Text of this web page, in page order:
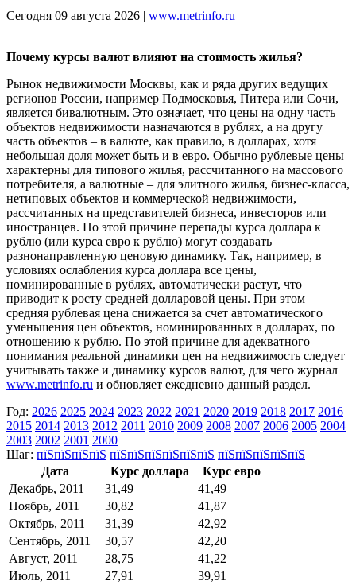
Сегодня 09 августа 2026 | www.metrinfo.ru
Почему курсы валют влияют на стоимость жилья?
Рынок недвижимости Москвы, как и ряда других ведущих
регионов России, например Подмосковья, Питера или Сочи,
является бивалютным. Это означает, что цены на одну часть
объектов недвижимости назначаются в рублях, а на другу
часть объектов – в валюте, как правило, в долларах, хотя
небольшая доля может быть и в евро. Обычно рублевые цены
характерны для типового жилья, рассчитанного на массового
потребителя, а валютные – для элитного жилья, бизнес-класса,
нетиповых объектов и коммерческой недвижимости,
рассчитанных на представителей бизнеса, инвесторов или
иностранцев. По этой причине перепады курса доллара к
рублю (или курса евро к рублю) могут создавать
разнонаправленную ценовую динамику. Так, например, в
условиях ослабления курса доллара все цены,
номинированные в рублях, автоматически растут, что
приводит к росту средней долларовой цены. При этом
средняя рублевая цена снижается за счет автоматического
уменьшения цен объектов, номинированных в долларах, по
отношению к рублю. По этой причине для адекватного
понимания реальной динамики цен на недвижимость следует
учитывать также и динамику курсов валют, для чего журнал
www.metrinfo.ru и обновляет ежедневно данный раздел.
Год: 2026 2025 2024 2023 2022 2021 2020 2019 2018 2017 2016
2015 2014 2013 2012 2011 2010 2009 2008 2007 2006 2005 2004
2003 2002 2001 2000
Шаг: пїЅпїЅпїЅпїЅ пїЅпїЅпїЅпїЅпїЅпїЅ пїЅпїЅпїЅпїЅпїЅ
Дата
Курс доллара
Курс евро
Декабрь, 2011
31,49
41,49
Ноябрь, 2011
30,82
41,87
Октябрь, 2011
31,39
42,92
Сентябрь, 2011
30,57
42,20
Август, 2011
28,75
41,22
Июль, 2011
27,91
39,91